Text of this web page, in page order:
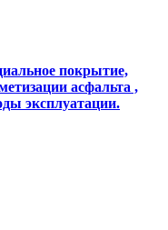
покрытие,
асфальта ,
эксплуатации.